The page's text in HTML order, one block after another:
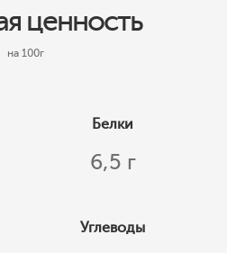
ценность
на 100г
Белки
6,5 г
Углеводы